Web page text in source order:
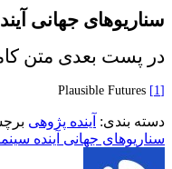
سناریوهای جهانی
در پست بعدی متن
[1]
دسته بندی: آینده پژوهی
سناریوهای جهانی آینده